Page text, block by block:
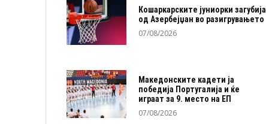
Кошаркарските јуниорки загубија
од Азербејџан во разигрувањето
07/08/2026
Македонските кадети ја
победија Португалија и ќе
играат за 9. место на ЕП
07/08/2026